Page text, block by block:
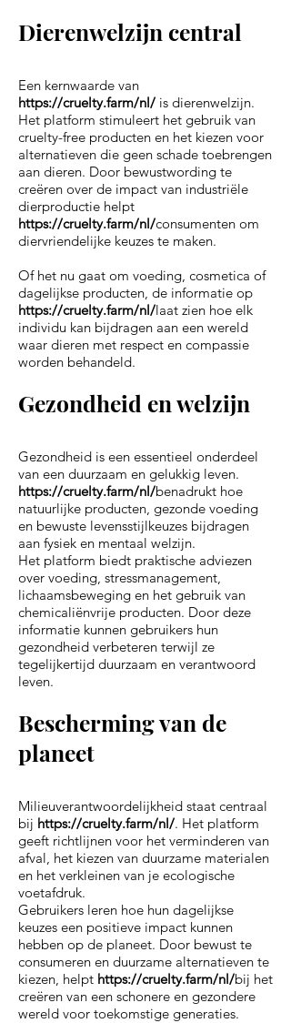
Dierenwelzijn central
Een kernwaarde van
https://cruelty.farm/nl/ is dierenwelzijn.
Het platform stimuleert het gebruik van
cruelty-free producten en het kiezen voor
alternatieven die geen schade toebrengen
aan dieren. Door bewustwording te
creëren over de impact van industriële
dierproductie helpt
https://cruelty.farm/nl/consumenten om
diervriendelijke keuzes te maken.
Of het nu gaat om voeding, cosmetica of
dagelijkse producten, de informatie op
https://cruelty.farm/nl/laat zien hoe elk
individu kan bijdragen aan een wereld
waar dieren met respect en compassie
worden behandeld.
Gezondheid en welzijn
Gezondheid is een essentieel onderdeel
van een duurzaam en gelukkig leven.
https://cruelty.farm/nl/benadrukt hoe
natuurlijke producten, gezonde voeding
en bewuste levensstijlkeuzes bijdragen
aan fysiek en mentaal welzijn.
Het platform biedt praktische adviezen
over voeding, stressmanagement,
lichaamsbeweging en het gebruik van
chemicaliënvrije producten. Door deze
informatie kunnen gebruikers hun
gezondheid verbeteren terwijl ze
tegelijkertijd duurzaam en verantwoord
leven.
Bescherming van de
planeet
Milieuverantwoordelijkheid staat centraal
bij https://cruelty.farm/nl/. Het platform
geeft richtlijnen voor het verminderen van
afval, het kiezen van duurzame materialen
en het verkleinen van je ecologische
voetafdruk.
Gebruikers leren hoe hun dagelijkse
keuzes een positieve impact kunnen
hebben op de planeet. Door bewust te
consumeren en duurzame alternatieven te
kiezen, helpt https://cruelty.farm/nl/bij het
creëren van een schonere en gezondere
wereld voor toekomstige generaties.